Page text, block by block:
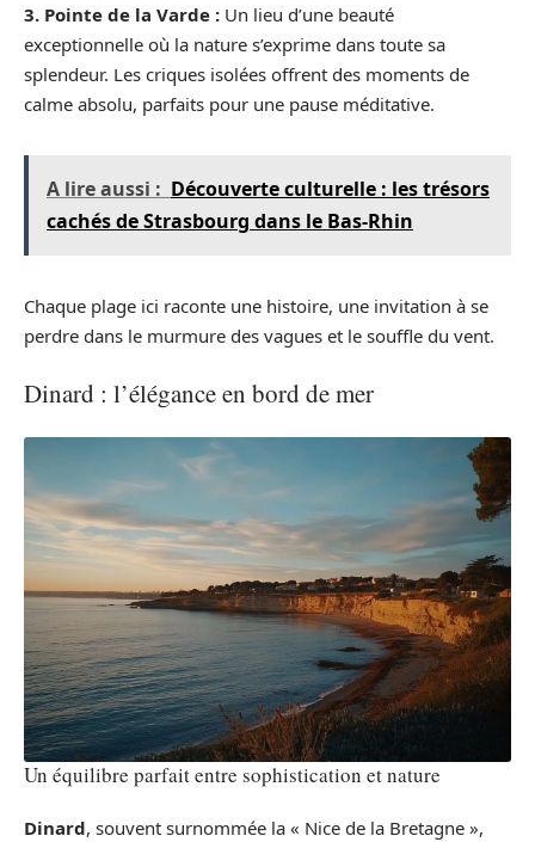
3. Pointe de la Varde : Un lieu d’une beauté
exceptionnelle où la nature s’exprime dans toute sa
splendeur. Les criques isolées offrent des moments de
calme absolu, parfaits pour une pause méditative.
A lire aussi : Découverte culturelle : les trésors
cachés de Strasbourg dans le Bas-Rhin
Chaque plage ici raconte une histoire, une invitation à se
perdre dans le murmure des vagues et le souffle du vent.
Dinard : l’élégance en bord de mer
Un équilibre parfait entre sophistication et nature
Dinard, souvent surnommée la « Nice de la Bretagne »,